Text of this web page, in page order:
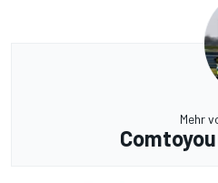
Mehr